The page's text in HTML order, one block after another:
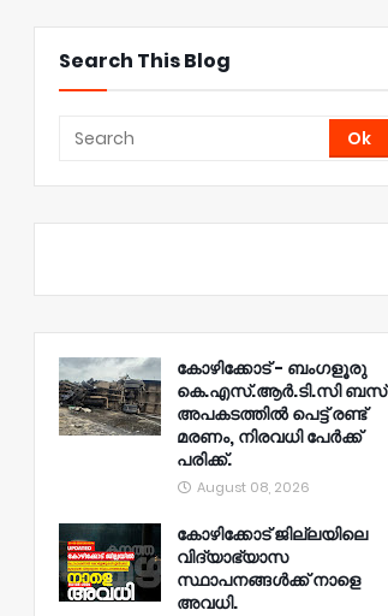
Search This Blog
കോഴിക്കോട് - ബംഗളൂരു
കെ.എസ്.ആർ.ടി.സി ബസ്
അപകടത്തിൽ പെട്ട് രണ്ട്
മരണം, നിരവധി പേർക്ക്
പരിക്ക്.
August 08, 2026
കോഴിക്കോട് ജില്ലയിലെ
വിദ്യാഭ്യാസ
സ്ഥാപനങ്ങൾക്ക് നാളെ
അവധി.